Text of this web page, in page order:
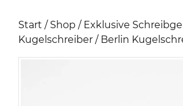
Start / Shop / Exklusive
Kugelschreiber / Berlin